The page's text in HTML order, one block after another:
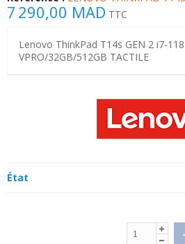
7 290,00 MAD TTC
Lenovo ThinkPad T14s GEN 2 i7-
VPRO/32GB/512GB TACTILE
État